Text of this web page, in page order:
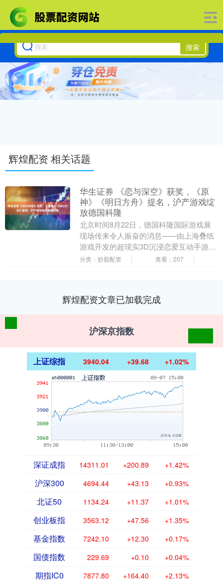
搜索
辉煌配资 相关话题
华生证券 《恋与深空》获奖，《原
神》《明日方舟》提名，沪产游戏绽
放德国科隆
北京时间8月22日，德国科隆国际游戏展
现场传来令人振奋的消息——由上海叠纸
游戏开发的超现实3D沉浸恋爱互动手游
《恋与深空》斩获“最佳移动游戏奖”，同
分类：炒股配资 查看：207
辉煌配资文章已加载完成
沪深京指数
上证综指 3940.04 +39.68 +1.02%
深证成指 14311.01 +200.89 +1.42%
沪深300 4694.44 +43.13 +0.93%
北证50 1134.24 +11.37 +1.01%
创业板指 3563.12 +47.56 +1.35%
基金指数 7242.10 +12.30 +0.17%
国债指数 229.69 +0.10 +0.04%
期指IC0 7877.80 +164.40 +2.13%